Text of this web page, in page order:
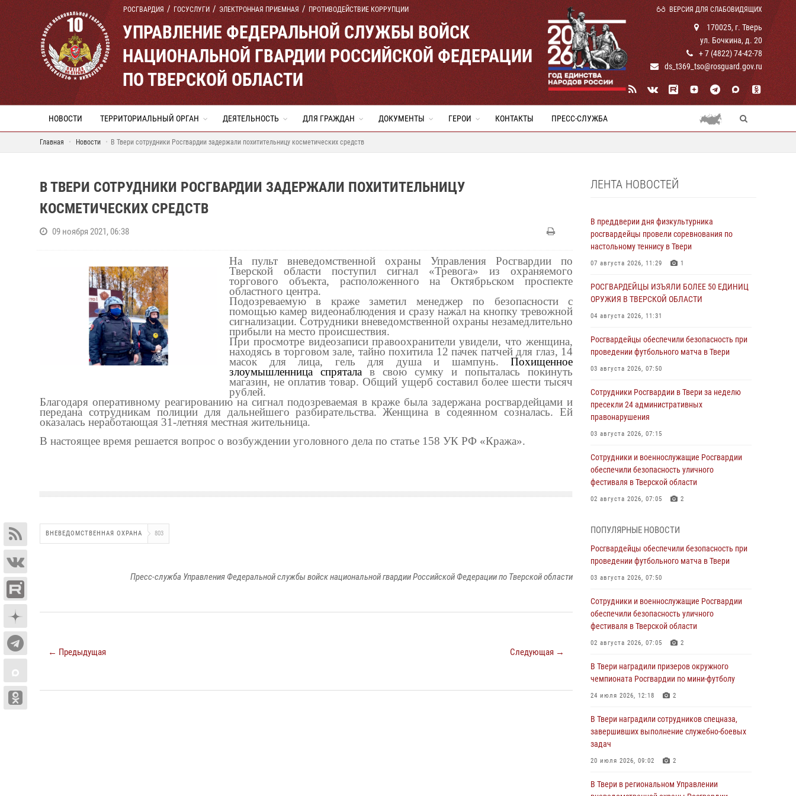
РОСГВАРДИЯ ГОСУСЛУГИ ЭЛЕКТРОННАЯ ПРИЕМНАЯ ПРОТИВОДЕЙСТВИЕ КОРРУПЦИИ ВЕРСИЯ ДЛЯ СЛАБОВИДЯЩИХ
УПРАВЛЕНИЕ ФЕДЕРАЛЬНОЙ СЛУЖБЫ ВОЙСК
НАЦИОНАЛЬНОЙ ГВАРДИИ РОССИЙСКОЙ ФЕДЕРАЦИИ
ПО ТВЕРСКОЙ ОБЛАСТИ
170025, г. Тверь
ул. Бочкина, д. 20
+ 7 (4822) 74-42-78
ds_t369_tso@rosguard.gov.ru
НОВОСТИ ТЕРРИТОРИАЛЬНЫЙ ОРГАН ДЕЯТЕЛЬНОСТЬ ДЛЯ ГРАЖДАН ДОКУМЕНТЫ ГЕРОИ КОНТАКТЫ ПРЕСС-СЛУЖБА
Главная Новости В Твери сотрудники Росгвардии задержали похитительницу косметических средств
В ТВЕРИ СОТРУДНИКИ РОСГВАРДИИ ЗАДЕРЖАЛИ ПОХИТИТЕЛЬНИЦУ
КОСМЕТИЧЕСКИХ СРЕДСТВ
09 ноября 2021, 06:38
На пульт вневедомственной охраны Управления Росгвардии по
Тверской области поступил сигнал «Тревога» из охраняемого
торгового объекта, расположенного на Октябрьском проспекте
областного центра.
Подозреваемую в краже заметил менеджер по безопасности с
помощью камер видеонаблюдения и сразу нажал на кнопку тревожной
сигнализации. Сотрудники вневедомственной охраны незамедлительно
прибыли на место происшествия.
При просмотре видеозаписи правоохранители увидели, что женщина,
находясь в торговом зале, тайно похитила 12 пачек патчей для глаз, 14
масок для лица, гель для душа и шампунь. Похищенное
злоумышленница спряталав свою сумку и попыталась покинуть
магазин, не оплатив товар. Общий ущерб составил более шести тысяч
рублей.
Благодаря оперативному реагированию на сигнал подозреваемая в краже была задержана росгвардейцами и
передана сотрудникам полиции для дальнейшего разбирательства. Женщина в содеянном созналась. Ей
оказалась неработающая 31-летняя местная жительница.
В настоящее время решается вопрос о возбуждении уголовного дела по статье 158 УК РФ «Кража».
ВНЕВЕДОМСТВЕННАЯ ОХРАНА 803
Пресс-служба Управления Федеральной службы войск национальной гвардии Российской Федерации по Тверской области
← Предыдущая Следующая →
ЛЕНТА НОВОСТЕЙ
В преддверии дня физкультурника
росгвардейцы провели соревнования по
настольному теннису в Твери
07 августа 2026, 11:29 1
РОСГВАРДЕЙЦЫ ИЗЪЯЛИ БОЛЕЕ 50 ЕДИНИЦ
ОРУЖИЯ В ТВЕРСКОЙ ОБЛАСТИ
04 августа 2026, 11:31
Росгвардейцы обеспечили безопасность при
проведении футбольного матча в Твери
03 августа 2026, 07:50
Сотрудники Росгвардии в Твери за неделю
пресекли 24 административных
правонарушения
03 августа 2026, 07:15
Сотрудники и военнослужащие Росгвардии
обеспечили безопасность уличного
фестиваля в Тверской области
02 августа 2026, 07:05 2
Росгвардии Героя России генерала армии
Виктора Золотова с заместителем
полномочного представителя Президента
31 июля 2026, 05:42 4
Росгвардейцы в Твери приняли участие в
молебне, посвященном Дню Крещения Руси
Сотрудники вневедомственной охраны
совершили 250 выездов и пресекли 20
области
27 июля 2026, 08:29
В Твери наградили призеров окружного
24 июля 2026, 12:18 2
ПОПУЛЯРНЫЕ НОВОСТИ
Росгвардейцы обеспечили безопасность при
проведении футбольного матча в Твери
03 августа 2026, 07:50
Сотрудники и военнослужащие Росгвардии
обеспечили безопасность уличного
фестиваля в Тверской области
02 августа 2026, 07:05 2
В Твери наградили призеров окружного
чемпионата Росгвардии по мини-футболу
24 июля 2026, 12:18 2
В Твери наградили сотрудников спецназа,
завершивших выполнение служебно-боевых
задач
20 июля 2026, 09:02 2
В Твери в региональном Управлении